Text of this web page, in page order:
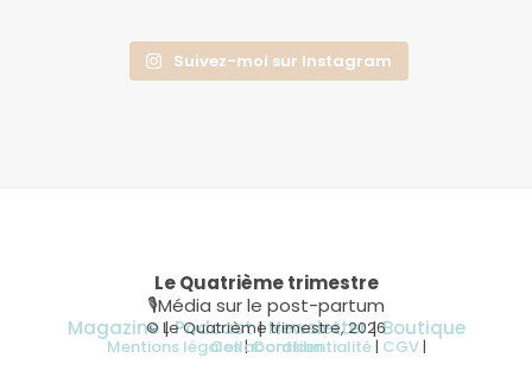
Suivez-moi sur Instagram
Le Quatrième trimestre
🎙Média sur le post-partum
Magazine|Podcast|Newsletter|Boutique
© Le Quatrième trimestre, 2026
Mentions légales|Confidentialité| CGV|
Collaboration